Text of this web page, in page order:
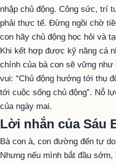
nhập chủ động. Công sức, trí
phải thực tế. Đừng ngồi chờ
con hãy chủ động học hỏi và
Khi kết hợp được kỹ năng cá
chính của bà con sẽ vững như
vui: “Chủ động hướng tới thụ
tới cuộc sống chủ động”. Nỗ
của ngày mai.
Lời nhắn của Sáu
Bà con à, con đường đến tự
Nhưng nếu mình bắt đầu